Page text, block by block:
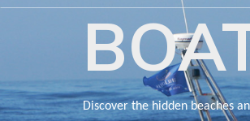
Discover the hidden beaches